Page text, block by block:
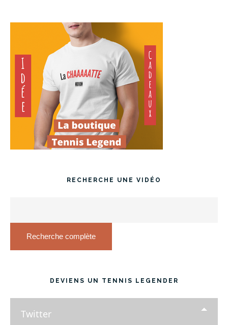
RECHERCHE UNE VIDÉO
Recherche complète
DEVIENS UN TENNIS LEGENDER
Twitter